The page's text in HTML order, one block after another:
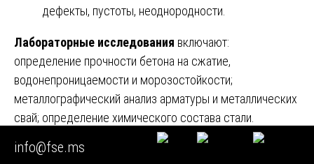
дефекты, пустоты, неоднородности.
Лабораторные исследования включают:
определение прочности бетона на сжатие,
водонепроницаемости и морозостойкости;
металлографический анализ арматуры и металлических
свай; определение химического состава стали.
Без этих данных
info@fse.ms